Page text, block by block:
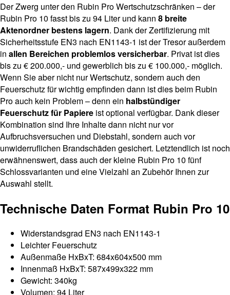
Der Zwerg unter den Rubin Pro Wertschutzschränken – der
Rubin Pro 10 fasst bis zu 94 Liter und kann 8 breite
Aktenordner bestens lagern. Dank der Zertifizierung mit
Sicherheitsstufe EN3 nach EN1143-1 ist der Tresor außerdem
in allen Bereichen problemlos versicherbar. Privat ist dies
bis zu € 200.000,- und gewerblich bis zu € 100.000,- möglich.
Wenn Sie aber nicht nur Wertschutz, sondern auch den
Feuerschutz für wichtig empfinden dann ist dies beim Rubin
Pro auch kein Problem – denn ein halbstündiger
Feuerschutz für Papiere ist optional verfügbar. Dank dieser
Kombination sind Ihre Inhalte dann nicht nur vor
Aufbruchsversuchen und Diebstahl, sondern auch vor
unwiderruflichen Brandschäden gesichert. Letztendlich ist noch
erwähnenswert, dass auch der kleine Rubin Pro 10 fünf
Schlossvarianten und eine Vielzahl an Zubehör Ihnen zur
Auswahl stellt.
Technische Daten Format Rubin Pro 10
Widerstandsgrad EN3 nach EN1143-1
Leichter Feuerschutz
Außenmaße HxBxT: 684x604x500 mm
Innenmaß HxBxT: 587x499x322 mm
Gewicht: 340kg
Volumen: 94 Liter